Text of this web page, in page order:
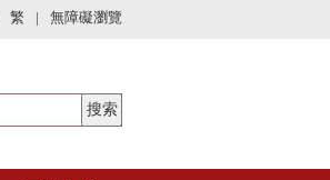
繁 | 無障礙瀏覽